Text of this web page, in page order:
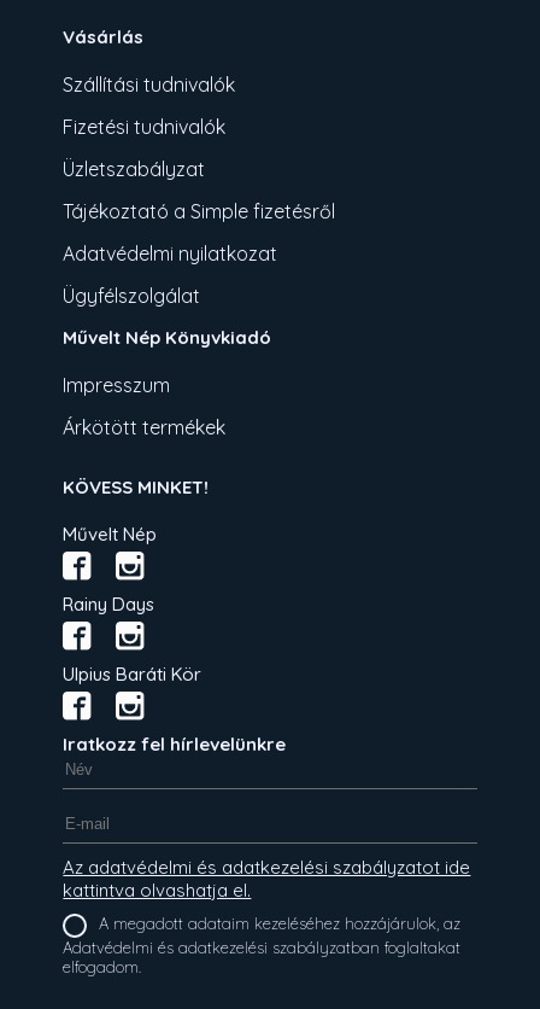
Vásárlás
Szállítási tudnivalók
Fizetési tudnivalók
Üzletszabályzat
Tájékoztató a Simple fizetésről
Adatvédelmi nyilatkozat
Ügyfélszolgálat
Művelt Nép Könyvkiadó
Impresszum
Árkötött termékek
KÖVESS MINKET!
Művelt Nép
Rainy Days
Ulpius Baráti Kör
Iratkozz fel hírlevelünkre
Az adatvédelmi és adatkezelési szabályzatot ide
kattintva olvashatja el.
A megadott adataim kezeléséhez hozzájárulok, az
Adatvédelmi és adatkezelési szabályzatban foglaltakat
elfogadom.